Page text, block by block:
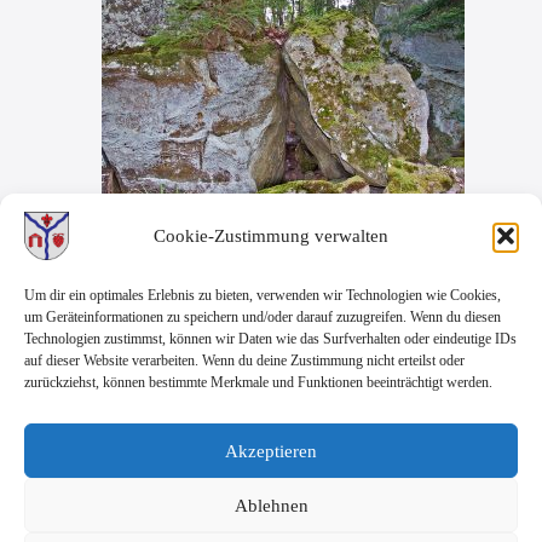
Cookie-Zustimmung verwalten
Um dir ein optimales Erlebnis zu bieten, verwenden wir Technologien wie Cookies,
um Geräteinformationen zu speichern und/oder darauf zuzugreifen. Wenn du diesen
Technologien zustimmst, können wir Daten wie das Surfverhalten oder eindeutige IDs
auf dieser Website verarbeiten. Wenn du deine Zustimmung nicht erteilst oder
zurückziehst, können bestimmte Merkmale und Funktionen beeinträchtigt werden.
Akzeptieren
Ablehnen
Schmet­ten­schaaf
Bei „Schmet­ten­schaaf“ han­delt es sich um eine Fels­for­ma­ti­
on, die ver­mut­lich Res­te einer vor­ge­schicht­li­chen Flieh­burg
waren. Die Anla­ge wur­de in Kriegs­zei­ten (letzt­mals wäh­rend
des 2. Welt­krie­ges) als Zufluchts­stät­te von der Bevöl­ke­rung
der umlie­gen­den Ort­schaf­ten auf­ge­sucht. Um den „Schmet­
ten­schaf“ ran­ken sich man­che Erzäh­lun­gen, u. a. soll „im…
wei­ter­le­sen